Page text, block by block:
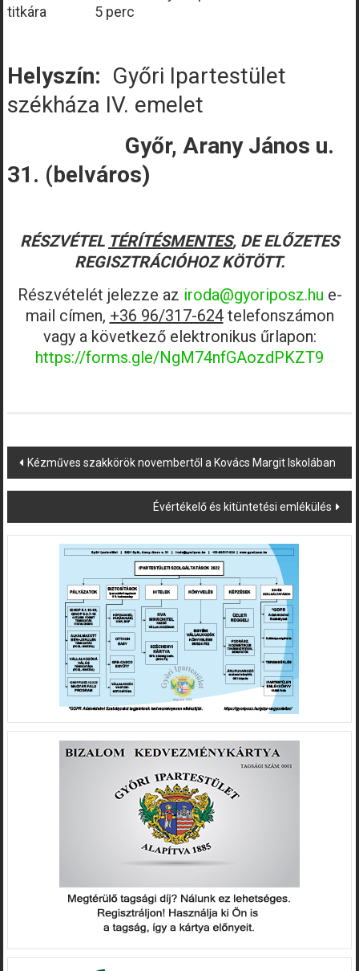
titkára 5 perc
Helyszín: Győri Ipartestület
székháza IV. emelet
Győr, Arany János u.
31. (belváros)
RÉSZVÉTEL TÉRÍTÉSMENTES, DE ELŐZETES
REGISZTRÁCIÓHOZ KÖTÖTT.
Részvételét jelezze az iroda@gyoriposz.hu e-
mail címen, +36 96/317-624telefonszámon
vagy a következő elektronikus űrlapon:
https://forms.gle/NgM74nfGAozdPKZT9
Post
navigation
Kézműves szakkörök novembertől a Kovács Margit Iskolában
Évértékelő és kitüntetési emlékülés